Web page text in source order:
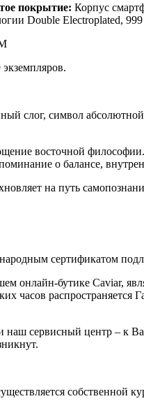
покрытие: Корпус
Double Electroplated,
экземпляров.
слог, символ абсолютной
восточной
о балансе,
на путь
сертификатом
онлайн-бутике Caviar,
часов распространяется
наш сервисный центр – к
собственной